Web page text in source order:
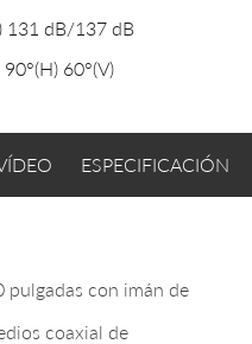
131 dB/137 dB
60°(V)
ESPECIFICACIÓN
pulgadas con imán de
coaxial de